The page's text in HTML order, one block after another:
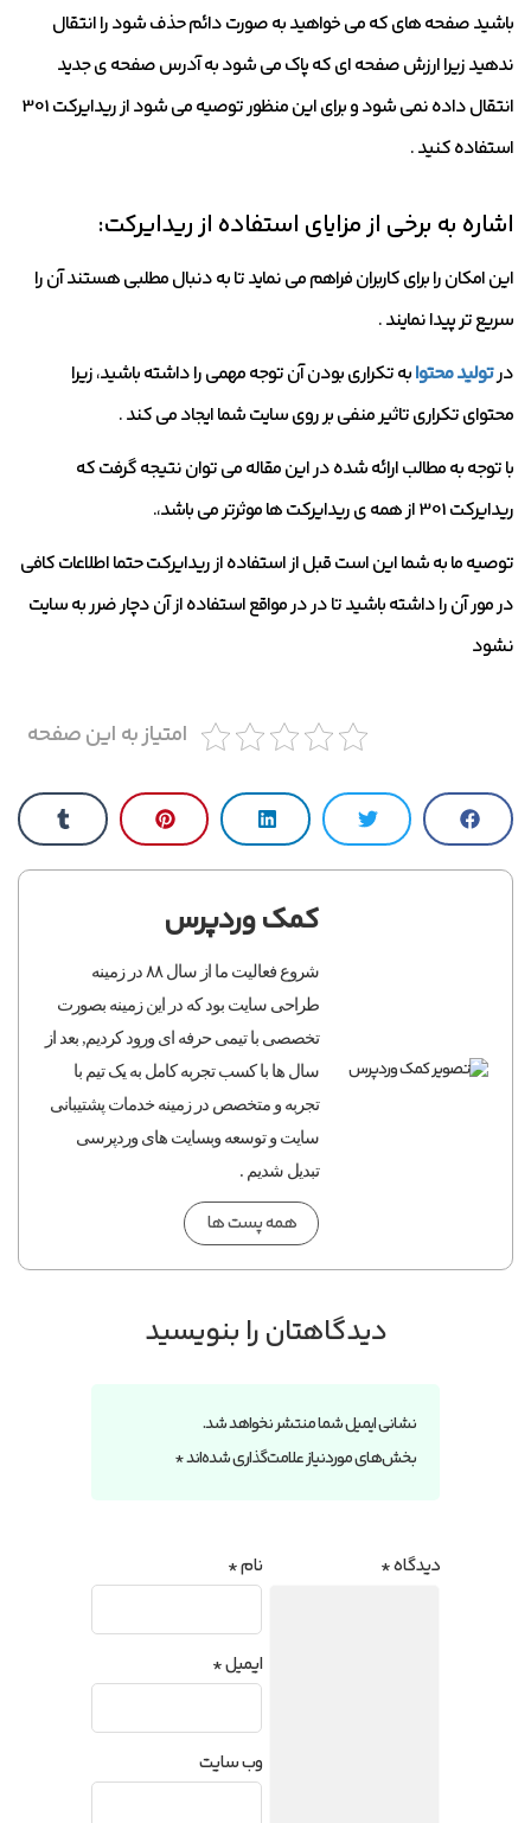
باشید صفحه های که می خواهید به صورت دائم حذف شود را انتقال
ندهید زیرا ارزش صفحه ای که پاک می شود به آدرس صفحه ی جدید
انتقال داده نمی شود و برای این منظور توصیه می شود از ریدایرکت 301
استفاده کنید .
اشاره به برخی از مزایای استفاده از ریدایرکت:
این امکان را برای کاربران فراهم می نماید تا به دنبال مطلبی هستند آن را
سریع تر پیدا نمایند .
درتولید محتوابه تکراری بودن آن توجه مهمی را داشته باشید، زیرا
محتوای تکراری تاثیر منفی بر روی سایت شما ایجاد می کند .
با توجه به مطالب ارائه شده در این مقاله می توان نتیجه گرفت که
ریدایرکت 301 از همه ی ریدایرکت ها موثرتر می باشد،.
توصیه ما به شما این است قبل از استفاده از ریدایرکت حتما اطلاعات کافی
در مور آن را داشته باشید تا در در مواقع استفاده از آن دچار ضرر به سایت
نشود
امتیاز به این صفحه
کمک وردپرس
شروع فعالیت ما از سال ۸۸ در زمینه
طراحی سایت بود که در این زمینه بصورت
تخصصی با تیمی حرفه ای ورود کردیم, بعد از
سال ها با کسب تجربه کامل به یک تیم با
تجربه و متخصص در زمینه خدمات پشتیبانی
سایت و توسعه وبسایت های وردپرسی
تبدیل شدیم .
همه پست ها
دیدگاهتان را بنویسید
نشانی ایمیل شما منتشر نخواهد شد.
بخش‌های موردنیاز علامت‌گذاری شده‌اند*
دیدگاه* نام*
ایمیل*
وب‌ سایت